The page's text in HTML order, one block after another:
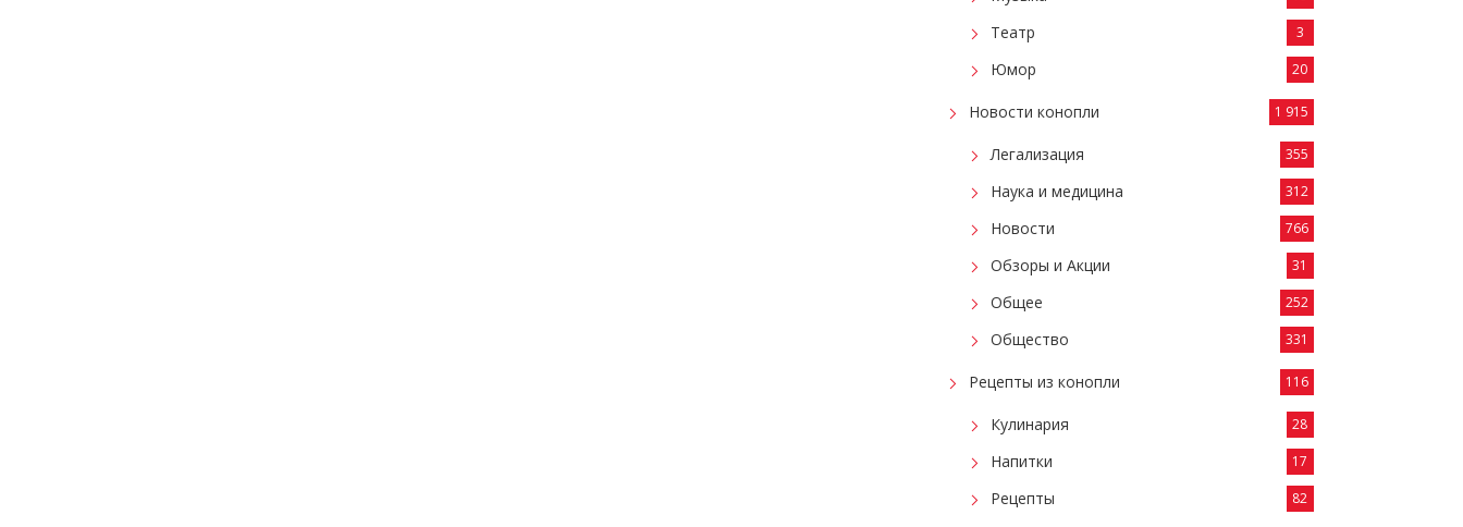
Театр 3
Юмор 20
Новости конопли 1 915
Легализация 355
Наука и медицина 312
Новости 766
Обзоры и Акции 31
Общее 252
Общество 331
Рецепты из конопли 116
Кулинария 28
Напитки 17
Рецепты 82